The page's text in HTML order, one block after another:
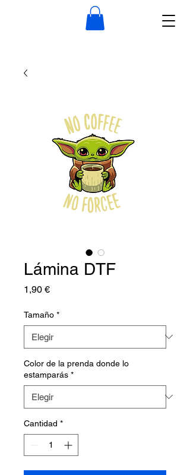
Lámina DTF
1,90 €Precio
Tamaño *
Color de la prenda donde lo
estamparás *
Cantidad *